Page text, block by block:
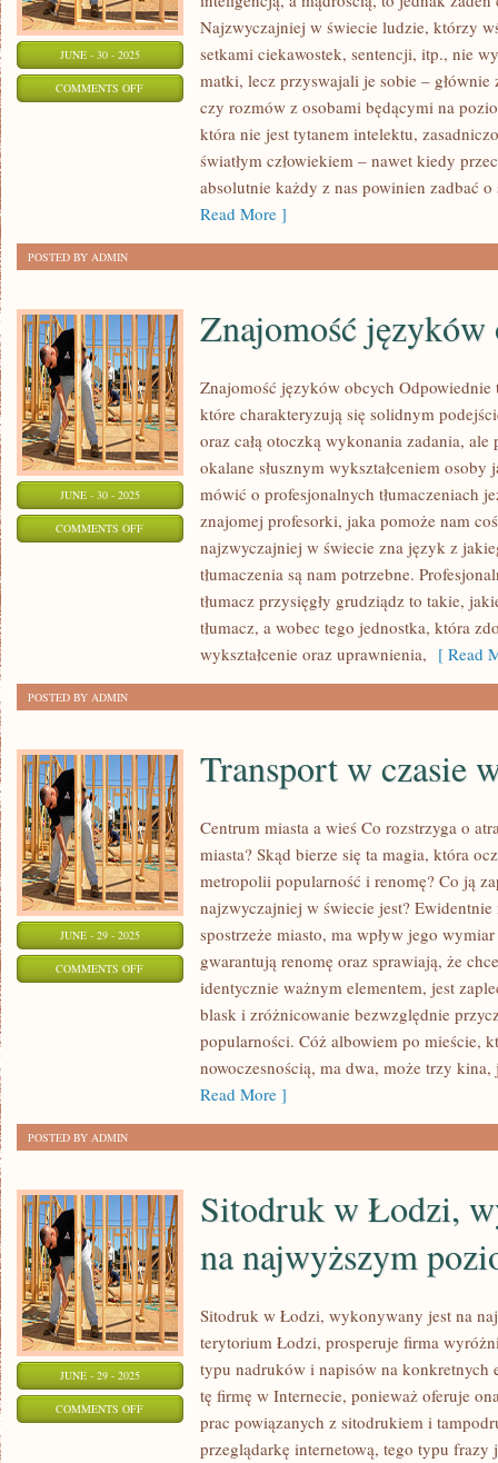
JUNE - 30 - 2025
COMMENTS OFFON
Najzwyczajniej w świecie ludzie, którzy
setkami ciekawostek, sentencji, itp., nie
matki, lecz przyswajali je sobie –
czy rozmów z osobami będącymi na
która nie jest tytanem intelektu,
światłym człowiekiem – nawet kiedy
absolutnie każdy z nas powinien zadbać
Read More ]
POSTED BY ADMIN
JUNE - 30 - 2025
COMMENTS OFFON
ZNAJOMOŚĆ
Znajomość języków
Znajomość języków obcych Odpowiednie
które charakteryzują się solidnym
oraz całą otoczką wykonania zadania, ale
okalane słusznym wykształceniem osoby
mówić o profesjonalnych tłumaczeniach
znajomej profesorki, jaka pomoże nam
najzwyczajniej w świecie zna język z
tłumaczenia są nam potrzebne.
tłumacz przysięgły grudziądz to takie,
tłumacz, a wobec tego jednostka, która
wykształcenie oraz uprawnienia, [ Read
POSTED BY ADMIN
JUNE - 29 - 2025
COMMENTS OFFON
TRANSPORT
Transport w czasie
Centrum miasta a wieś Co rozstrzyga o
miasta? Skąd bierze się ta magia, która
metropolii popularność i renomę? Co ją
najzwyczajniej w świecie jest?
spostrzeże miasto, ma wpływ jego
gwarantują renomę oraz sprawiają, że
identycznie ważnym elementem, jest
blask i zróżnicowanie bezwzględnie
popularności. Cóż albowiem po mieście,
nowoczesnością, ma dwa, może trzy
Read More ]
POSTED BY ADMIN
JUNE - 29 - 2025
COMMENTS OFFON
Sitodruk w Łodzi,
na najwyższym
Sitodruk w Łodzi, wykonywany jest na
terytorium Łodzi, prosperuje firma
typu nadruków i napisów na konkretnych
tę firmę w Internecie, ponieważ oferuje
prac powiązanych z sitodrukiem i
przeglądarkę internetową, tego typu